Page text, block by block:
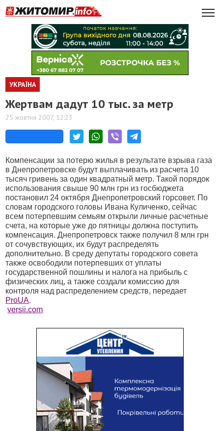
УКРАЇНА
Жертвам дадут 10 тыс. за метр
25 жовтня 2007, 12:23
Компенсации за потерю жилья в результате взрыва газа
в Днепропетровске будут выплачивать из расчета 10
тысяч гривень за один квадратный метр. Такой порядок
использования свыше 90 млн грн из госбюджета
постановил 24 октября Днепропетровский горсовет. По
словам городского головы Ивана Куличенко, сейчас
всем потерпевшим семьям открыли личные расчетные
счета, на которые уже до пятницы должна поступить
компенсация. Днепропетровск также получил 8 млн грн
от сочувствующих, их будут распределять
дополнительно. В среду депутаты городского совета
также освободили потерпевших от уплаты
государственной пошлины и налога на прибыль с
физических лиц, а также создали комиссию для
контроля над распределением средств, передает
ProUA.
versii.com